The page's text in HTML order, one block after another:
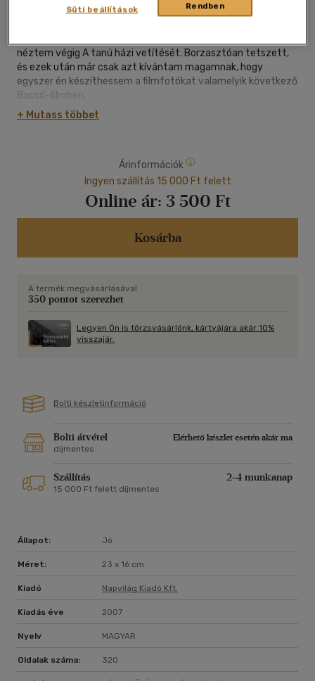
néztem végig A tanú házi vetítését. Borzasztóan tetszett,
és ezek után már csak azt kívántam magamnak, hogy
egyszer én készíthessem a filmfotókat valamelyik következő
Bacsó-filmben.
+ Mutass többet
Árinformációk
Ingyen szállítás 15 000 Ft felett
Online ár: 3 500 Ft
Kosárba
A termék megvásárlásával
350 pontot szerezhet
Legyen Ön is törzsvásárlónk, kártyájára akár 10%
visszajár.
Bolti készletinformáció
Bolti átvétel
Elérhető készlet esetén akár ma
díjmentes
Szállítás 2-4 munkanap
15 000 Ft felett díjmentes
Állapot: Jó
Méret: 23 x 16 cm
Kiadó Napvilág Kiadó Kft.
Kiadás éve 2007
Nyelv MAGYAR
Oldalak száma: 320
Rendben
Süti beállítások